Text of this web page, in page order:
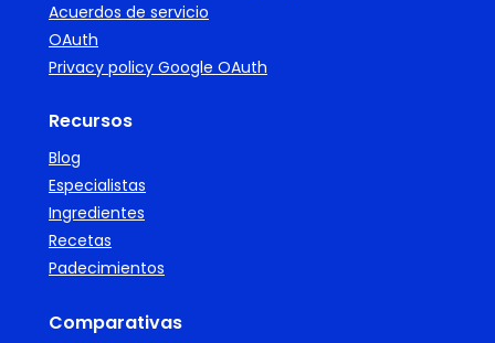
Acuerdos de servicio
OAuth
Privacy policy Google OAuth
Recursos
Blog
Especialistas
Ingredientes
Recetas
Padecimientos
Comparativas